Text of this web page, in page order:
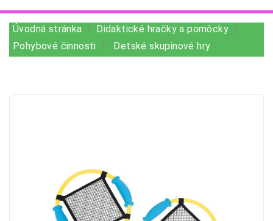
Úvodná stránka
Didaktické hračky a pomôcky
Pohybové činnosti
Detské skupinové hry